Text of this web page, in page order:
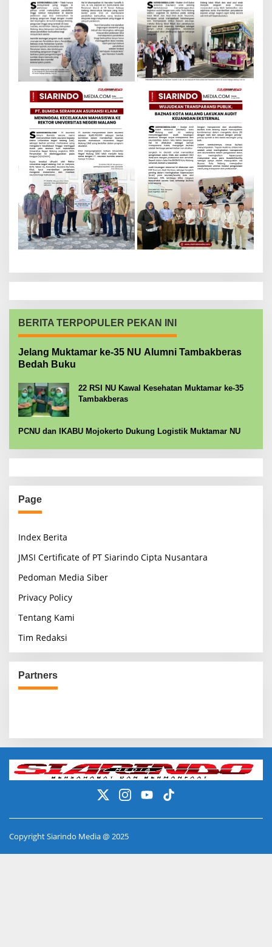
BERITA TERPOPULER PEKAN INI
Jelang Muktamar ke-35 NU Alumni Tambakberas
Bedah Buku
22 RSI NU Kawal Kesehatan Muktamar ke-35
Tambakberas
PCNU dan IKABU Mojokerto Dukung Logistik Muktamar NU
Page
Index Berita
JMSI Certificate of PT Siarindo Cipta Nusantara
Pedoman Media Siber
Privacy Policy
Tentang Kami
Tim Redaksi
Partners
Copyright Siarindo Media @ 2025